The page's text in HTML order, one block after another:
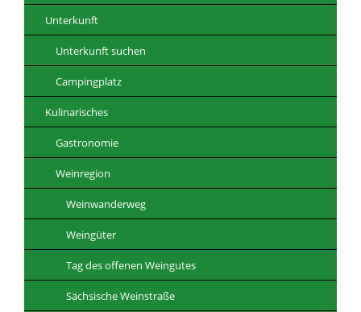
Unterkunft
Unterkunft suchen
Campingplatz
Kulinarisches
Gastronomie
Weinregion
Weinwanderweg
Weingüter
Tag des offenen Weingutes
Sächsische Weinstraße